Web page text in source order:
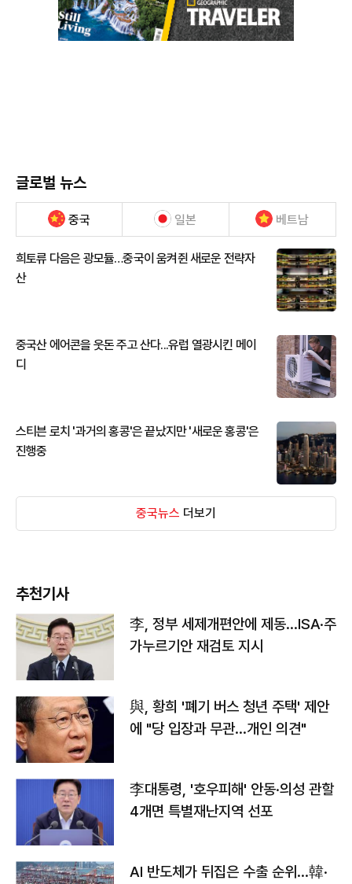
글로벌 뉴스
중국 일본 베트남
희토류 다음은 광모듈…중국이 움켜쥔 새로운 전략자
산
중국산 에어콘을 웃돈 주고 산다...유럽 열광시킨 메이
디
스티븐 로치 '과거의 홍콩'은 끝났지만 '새로운 홍콩'은
진행중
중국뉴스 더보기
추천기사
李, 정부 세제개편안에 제동…ISA·주
가누르기안 재검토 지시
與, 황희 '폐기 버스 청년 주택' 제안
에 "당 입장과 무관…개인 의견"
李대통령, '호우피해' 안동·의성 관할
4개면 특별재난지역 선포
AI 반도체가 뒤집은 수출 순위…韓·